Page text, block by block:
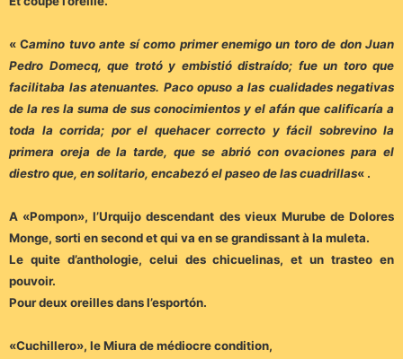
« Camino tuvo ante sí como primer enemigo un toro de don Juan
Pedro Domecq, que trotó y embistió distraído; fue un toro que
facilitaba las atenuantes. Paco opuso a las cualidades negativas
de la res la suma de sus conocimientos y el afán que calificaría a
toda la corrida; por el quehacer correcto y fácil sobrevino la
primera oreja de la tarde, que se abrió con ovaciones para el
diestro que, en solitario, encabezó el paseo de las cuadrillas« .
A «Pompon», l’Urquijo descendant des vieux Murube de Dolores
Monge, sorti en second et qui va en se grandissant à la muleta.
Le quite d’anthologie, celui des chicuelinas, et un trasteo en
pouvoir.
Pour deux oreilles dans l’esportón.
«Cuchillero», le Miura de médiocre condition,